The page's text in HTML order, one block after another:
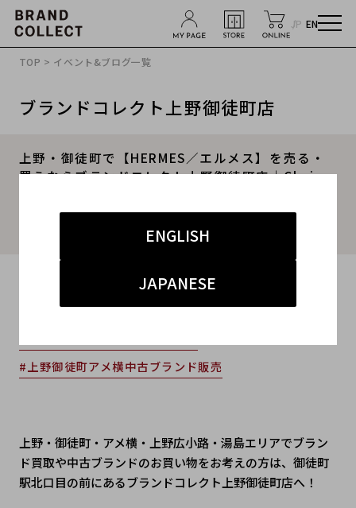
JP EN
ENGLISH
JAPANESE
TOP > イベント&ブログ一覧
ブランドコレクト上野御徒町店
上野・御徒町で【HERMES／エルメス】を売る・
買うならブランドコレクト上野御徒町店｜Chaine
11コマ入荷｜Buy & Sell Luxury in Ueno Tokyo
｜Tax-Free Available
#HERMES #エルメス #ブランド買取東京
#上野御徒町アメ横中古ブランド販売
上野・御徒町・アメ横・上野広小路・湯島エリアでブラン
ド買取や中古ブランドのお買い物をお考えの方は、御徒町
駅北口目の前にあるブランドコレクト上野御徒町店へ！